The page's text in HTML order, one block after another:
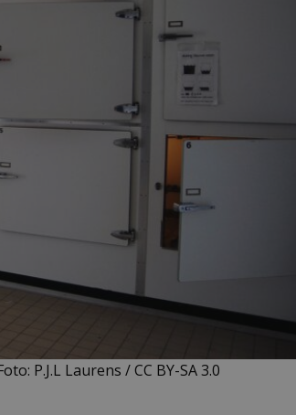
P.J.L Laurens / CC BY-SA 3.0